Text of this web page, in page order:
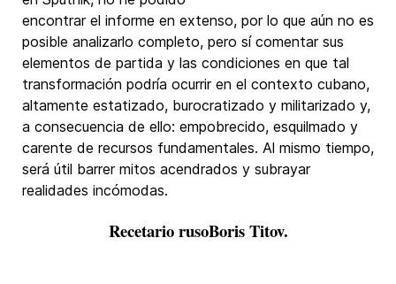
encontrar el informe en extenso, por lo que aún no es
posible analizarlo completo, pero sí comentar sus
elementos de partida y las condiciones en que tal
transformación podría ocurrir en el contexto cubano,
altamente estatizado, burocratizado y militarizado y,
a consecuencia de ello: empobrecido, esquilmado y
carente de recursos fundamentales. Al mismo tiempo,
será útil barrer mitos acendrados y subrayar
realidades incómodas.
Recetario rusoBoris Titov.